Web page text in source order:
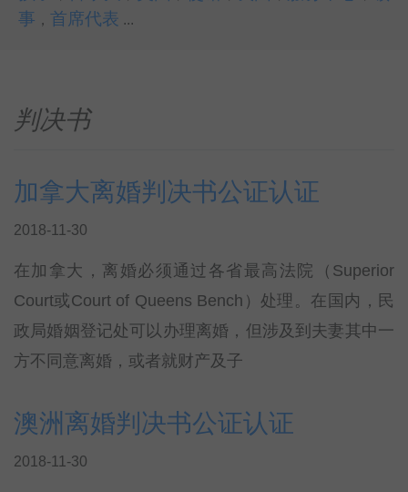
事 ， 首席代表 ...
判决书
加拿大离婚判决书公证认证
2018-11-30
在加拿大，离婚必须通过各省最高法院（Superior
Court或Court of Queens Bench）处理。在国内，民
政局婚姻登记处可以办理离婚，但涉及到夫妻其中一
方不同意离婚，或者就财产及子
澳洲离婚判决书公证认证
2018-11-30